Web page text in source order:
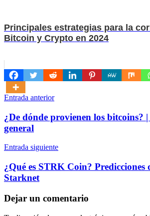
Principales estrategias para la
Bitcoin y Crypto en 2024
Navegación
de
entradas
Entrada anterior
¿De dónde provienen los bitcoins?
general
Entrada siguiente
¿Qué es STRK Coin? Predicciones
Starknet
Dejar un comentario